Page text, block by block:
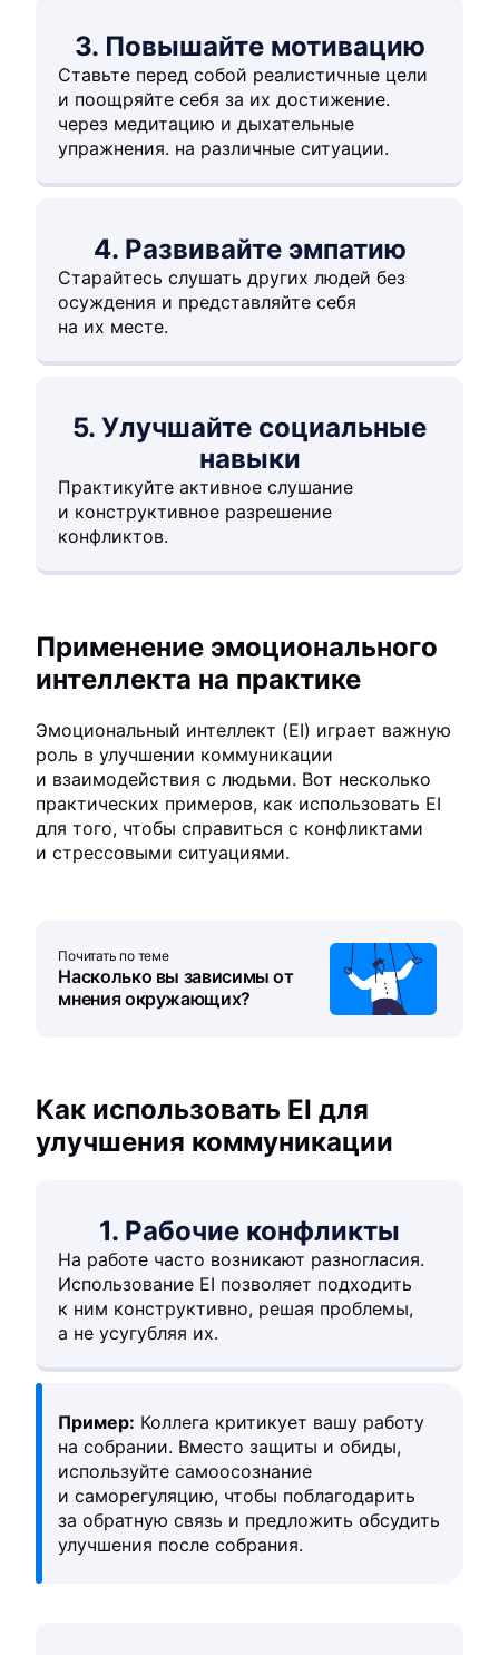
3. Повышайте мотивацию
Ставьте перед собой реалистичные цели
и поощряйте себя за их достижение.
через медитацию и дыхательные
упражнения. на различные ситуации.
4. Развивайте эмпатию
Старайтесь слушать других людей без
осуждения и представляйте себя
на их месте.
5. Улучшайте социальные
навыки
Практикуйте активное слушание
и конструктивное разрешение
конфликтов.
Применение эмоционального
интеллекта на практике
Эмоциональный интеллект (EI) играет важную
роль в улучшении коммуникации
и взаимодействия с людьми. Вот несколько
практических примеров, как использовать EI
для того, чтобы справиться с конфликтами
и стрессовыми ситуациями.
Почитать по теме
Насколько вы зависимы от
мнения окружающих?
Как использовать EI для
улучшения коммуникации
1. Рабочие конфликты
На работе часто возникают разногласия.
Использование EI позволяет подходить
к ним конструктивно, решая проблемы,
а не усугубляя их.
Пример: Коллега критикует вашу работу
на собрании. Вместо защиты и обиды,
используйте самоосознание
и саморегуляцию, чтобы поблагодарить
за обратную связь и предложить обсудить
улучшения после собрания.